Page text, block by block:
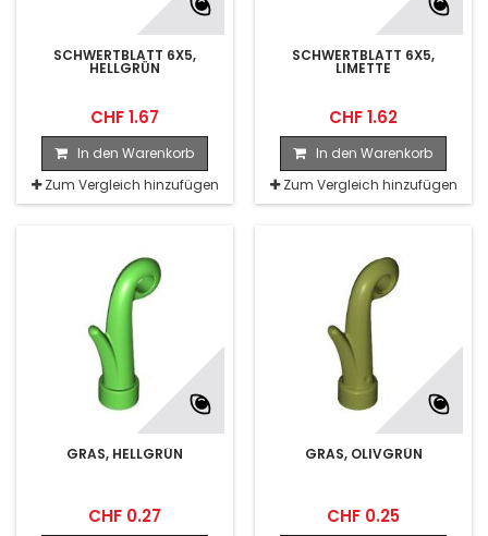
Violett(2)
SCHWERTBLATT 6X5,
HELLGRÜN
CHF 1.67
In den Warenkorb
Zum Vergleich hinzufügen
SCHWERTBLATT 6X5,
LIMETTE
CHF 1.62
In den Warenkorb
Zum Vergleich hinzufügen
GRAS, HELLGRÜN
CHF 0.27
GRAS, OLIVGRÜN
CHF 0.25